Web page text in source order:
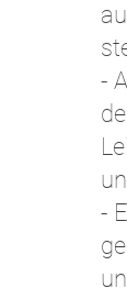
-
-